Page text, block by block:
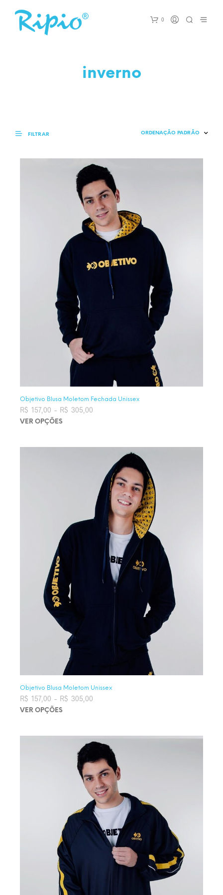
0
inverno
FILTRAR
Objetivo Blusa Moletom Fechada Unissex
R$ 157,00 – R$ 305,00
R$ 305,00
VER OPÇÕES
Objetivo Blusa Moletom Unissex
R$ 157,00 – R$ 305,00
R$ 305,00
VER OPÇÕES